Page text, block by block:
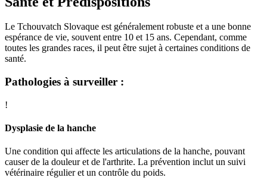
Le Tchouvatch Slovaque est généralement robuste et a une bonne
espérance de vie, souvent entre 10 et 15 ans. Cependant, comme
toutes les grandes races, il peut être sujet à certaines conditions de
santé.
Pathologies à surveiller :
!
Dysplasie de la hanche
Une condition qui affecte les articulations de la hanche, pouvant
causer de la douleur et de l'arthrite. La prévention inclut un suivi
vétérinaire régulier et un contrôle du poids.